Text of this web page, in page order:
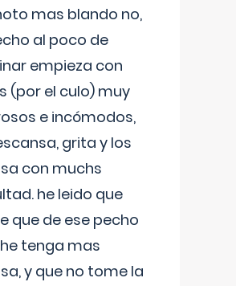
mas blando no,
al poco de
empieza con
(por el culo) muy
e incómodos,
grita y los
con muchs
he leido que
que de ese pecho
tenga mas
y que no tome la